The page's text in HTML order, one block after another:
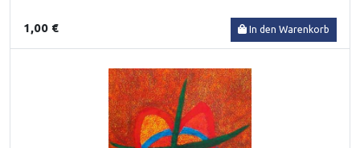
1,00 € In den Warenkorb